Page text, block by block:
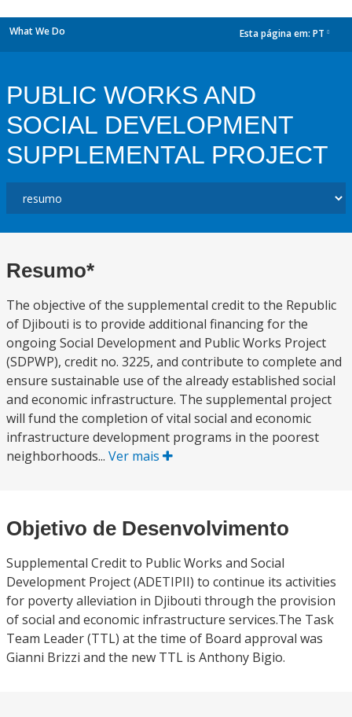
What We Do Esta página em: PT
PUBLIC WORKS AND
SOCIAL DEVELOPMENT
SUPPLEMENTAL PROJECT
Resumo*
The objective of the supplemental credit to the Republic
of Djibouti is to provide additional financing for the
ongoing Social Development and Public Works Project
(SDPWP), credit no. 3225, and contribute to complete and
ensure sustainable use of the already established social
and economic infrastructure. The supplemental project
will fund the completion of vital social and economic
infrastructure development programs in the poorest
neighborhoods... Ver mais
Objetivo de Desenvolvimento
Supplemental Credit to Public Works and Social
Development Project (ADETIPII) to continue its activities
for poverty alleviation in Djibouti through the provision
of social and economic infrastructure services.The Task
Team Leader (TTL) at the time of Board approval was
Gianni Brizzi and the new TTL is Anthony Bigio.